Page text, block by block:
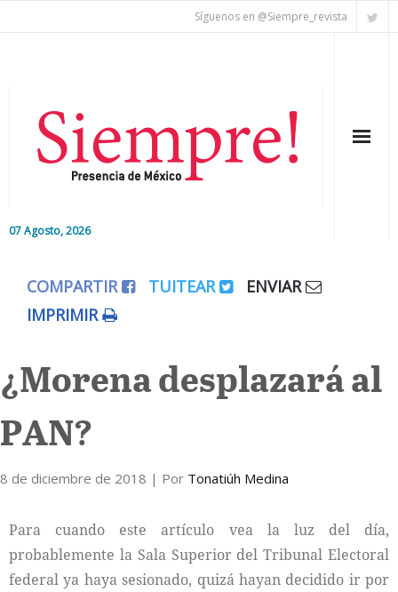
Síguenos en @Siempre_revista
07 Agosto, 2026
Editorial
Colaboradores
Internacional
Cultura
COMPARTIR TUITEAR
ENVIAR
IMPRIMIR
¿Morena desplazará al
PAN?
8 de diciembre de 2018 | Por Tonatiúh Medina
Para cuando este artículo vea la luz del día,
probablemente la Sala Superior del Tribunal Electoral
federal ya haya sesionado, quizá hayan decidido ir por